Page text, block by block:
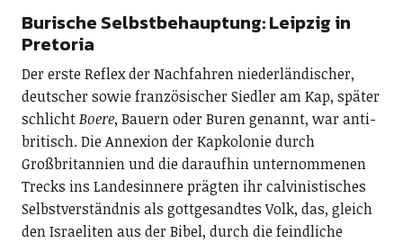
Burische Selbstbehauptung: Leipzig in
Pretoria
Der erste Reflex der Nachfahren niederländischer,
deutscher sowie französischer Siedler am Kap, später
schlichtBoere, Bauern oder Buren genannt, war anti-
britisch. Die Annexion der Kapkolonie durch
Großbritannien und die daraufhin unternommenen
Trecks ins Landesinnere prägten ihr calvinistisches
Selbstverständnis als gottgesandtes Volk, das, gleich
den Israeliten aus der Bibel, durch die feindliche